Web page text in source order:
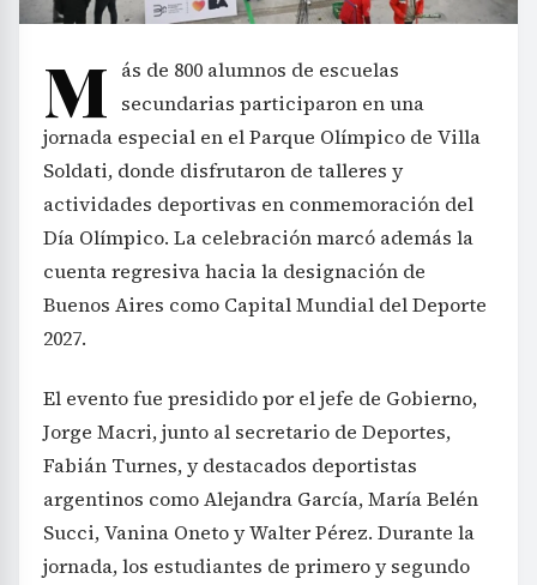
M ás de 800 alumnos de escuelas
secundarias participaron en una
jornada especial en el Parque Olímpico de Villa
Soldati, donde disfrutaron de talleres y
actividades deportivas en conmemoración del
Día Olímpico. La celebración marcó además la
cuenta regresiva hacia la designación de
Buenos Aires como Capital Mundial del Deporte
2027.
El evento fue presidido por el jefe de Gobierno,
Jorge Macri, junto al secretario de Deportes,
Fabián Turnes, y destacados deportistas
argentinos como Alejandra García, María Belén
Succi, Vanina Oneto y Walter Pérez. Durante la
jornada, los estudiantes de primero y segundo